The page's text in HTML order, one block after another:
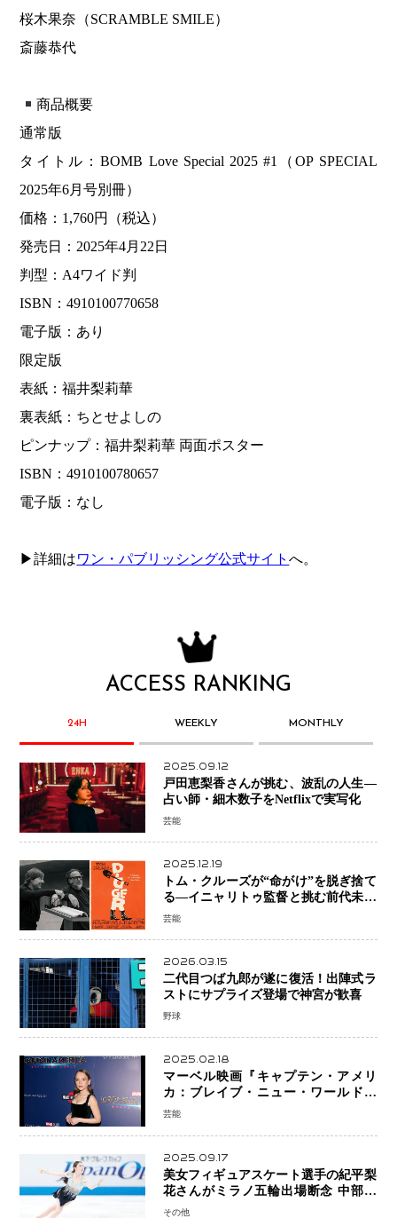
桜木果奈（SCRAMBLE SMILE）
斎藤恭代
商品概要
通常版
タイトル：BOMB Love Special 2025 #1（OP SPECIAL
2025年6月号別冊）
価格：1,760円（税込）
発売日：2025年4月22日
判型：A4ワイド判
ISBN：4910100770658
電子版：あり
限定版
表紙：福井梨莉華
裏表紙：ちとせよしの
ピンナップ：福井梨莉華 両面ポスター
ISBN：4910100780657
電子版：なし
▶詳細はワン・パブリッシング公式サイトへ。
ACCESS RANKING
24H WEEKLY MONTHLY
2025.09.12
戸田恵梨香さんが挑む、波乱の人生―
占い師・細木数子をNetflixで実写化
芸能
2025.12.19
トム・クルーズが“命がけ”を脱ぎ捨て
る―イニャリトゥ監督と挑む前代未聞
の大惨事コメディ「DIGGER ディガ
芸能
2026.03.15
二代目つば九郎が遂に復活！出陣式ラ
ストにサプライズ登場で神宮が歓喜
野球
2025.02.18
マーベル映画『キャプテン・アメリ
カ：ブレイブ・ニュー・ワールド』
新ブラック・ウィドウ役のシラ・ハー
芸能
2025.09.17
美女フィギュアスケート選手の紀平梨
花さんがミラノ五輪出場断念 中部選
手権欠場を発表「安全最優先の判断」
その他